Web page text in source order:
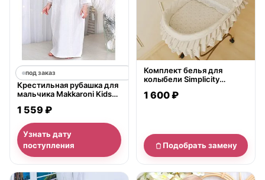
под заказ
Крестильная рубашка для
мальчика Makkaroni Kids
1 559 ₽
Узнать дату
поступления
Комплект белья для
колыбели Simplicity
предмета
1 600 ₽
Подобрать замену